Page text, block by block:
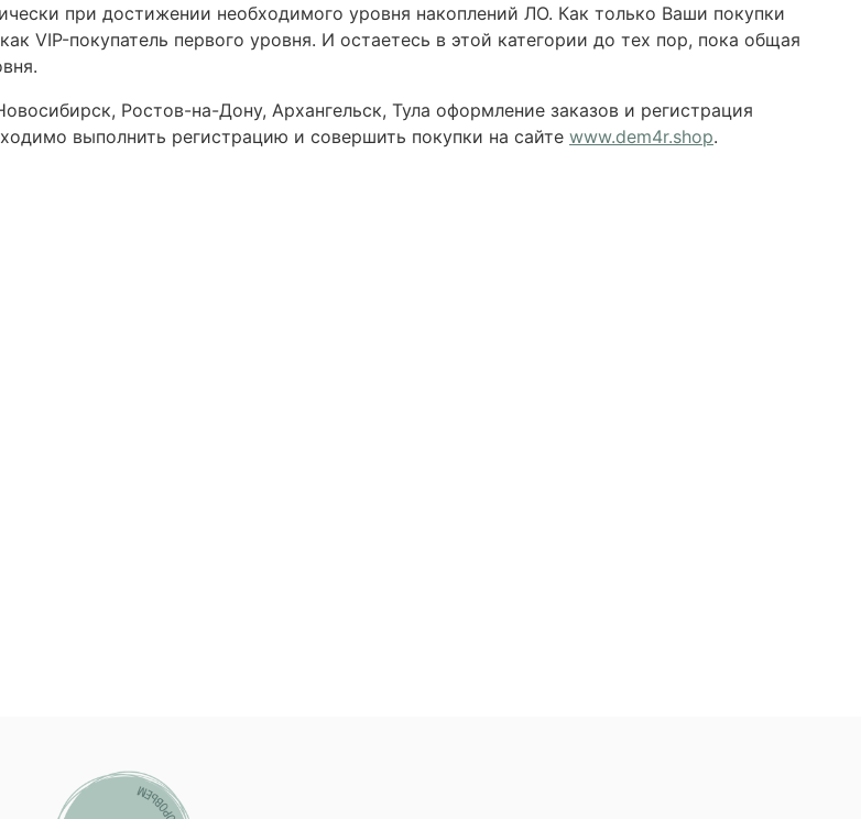
при достижении необходимого уровня накоплений ЛО. Как только Ваши покупки
VIP-покупатель первого уровня. И остаетесь в этой категории до тех пор, пока общая
Ростов-на-Дону, Архангельск, Тула оформление заказов и регистрация
выполнить регистрацию и совершить покупки на сайте www.dem4r.shop.